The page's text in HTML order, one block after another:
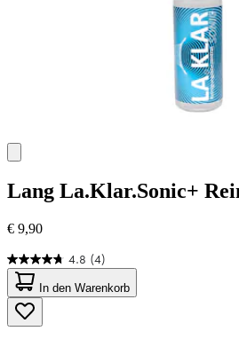
Lang La.Klar.Sonic+
€ 9,90
4.8 (4)
4.8
von
5
Sternen.
4
In den Warenkorb